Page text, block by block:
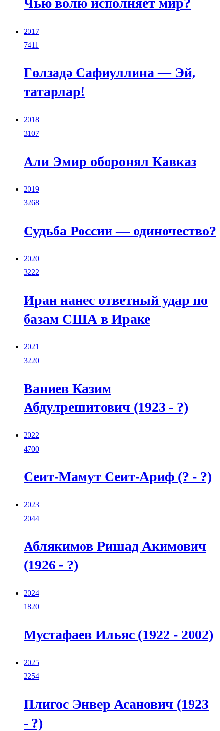
Чью волю исполняет мир?
2017
7411
Гөлзадә Сафиуллина — Эй,
татарлар!
2018
3107
Али Эмир оборонял Кавказ
2019
3268
Судьба России — одиночество?
2020
3222
Иран нанес ответный удар по
базам США в Ираке
2021
3220
Ваниев Казим
Абдулрешитович (1923 - ?)
2022
4700
Сеит-Мамут Сеит-Ариф (? - ?)
2023
2044
Аблякимов Ришад Акимович
(1926 - ?)
2024
1820
Мустафаев Ильяс (1922 - 2002)
2025
2254
Плигос Энвер Асанович (1923
- ?)